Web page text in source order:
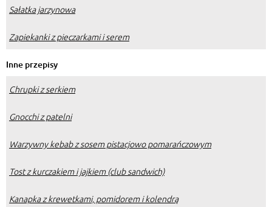
Sałatka jarzynowa
Zapiekanki z pieczarkami i serem
Inne przepisy
Chrupki z serkiem
Gnocchi z patelni
Warzywny kebab z sosem pistacjowo pomarańczowym
Tost z kurczakiem i jajkiem (club sandwich)
Kanapka z krewetkami, pomidorem i kolendrą